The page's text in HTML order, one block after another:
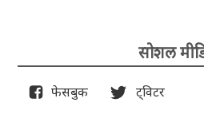
सोशल
फेसबुक ट्विटर